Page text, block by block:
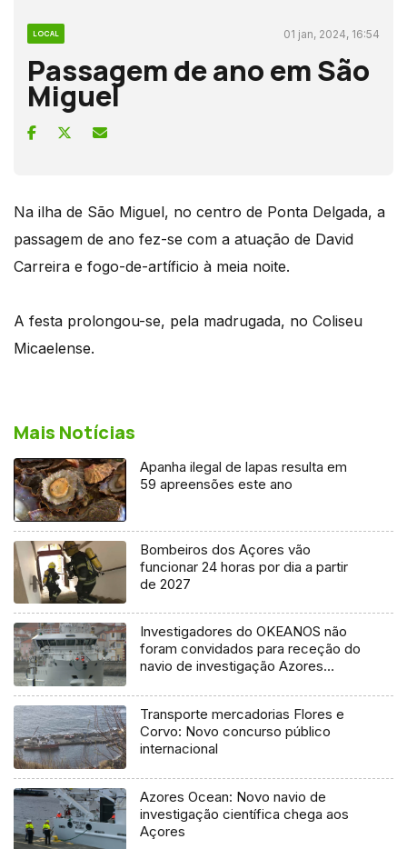
LOCAL 01 jan, 2024, 16:54
Passagem de ano em São
Miguel
Na ilha de São Miguel, no centro de Ponta Delgada, a
passagem de ano fez-se com a atuação de David
Carreira e fogo-de-artíficio à meia noite.
A festa prolongou-se, pela madrugada, no Coliseu
Micaelense.
Mais Notícias
Apanha ilegal de lapas resulta em
59 apreensões este ano
Bombeiros dos Açores vão
funcionar 24 horas por dia a partir
de 2027
Investigadores do OKEANOS não
foram convidados para receção do
navio de investigação Azores
Transporte mercadorias Flores e
Corvo: Novo concurso público
internacional
Azores Ocean: Novo navio de
investigação científica chega aos
Açores